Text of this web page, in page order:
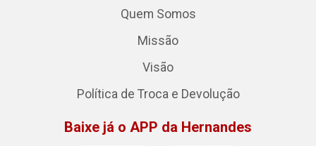
Quem Somos
Missão
Visão
Política de Troca e Devolução
Baixe já o APP da Hernandes